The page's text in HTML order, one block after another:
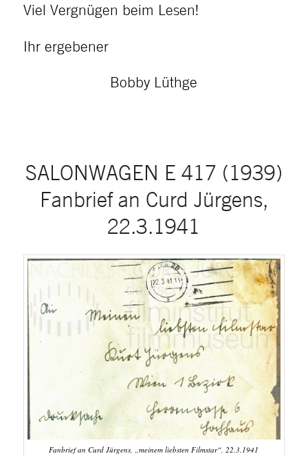
Viel Vergnügen beim Lesen!
Ihr ergebener
Bobby Lüthge
SALONWAGEN E 417 (1939)
Fanbrief an Curd Jürgens,
22.3.1941
Fanbrief an Curd Jürgens, „meinem liebsten Filmstar“, 22.3.1941